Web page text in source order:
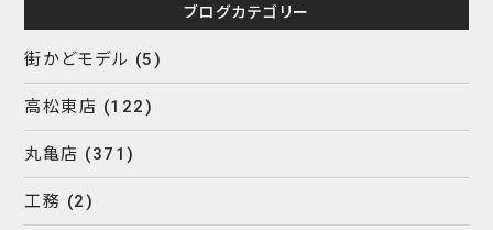
ブログカテゴリー
街かどモデル (5)
高松東店 (122)
丸亀店 (371)
工務 (2)